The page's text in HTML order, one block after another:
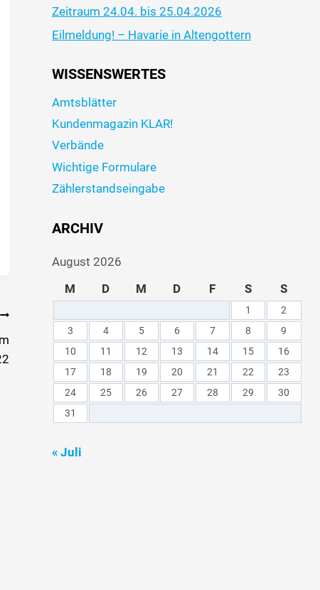
Zeitraum 24.04. bis 25.04.2026
Eilmeldung! – Havarie in Altengottern
WISSENSWERTES
Amtsblätter
Kundenmagazin KLAR!
Verbände
Wichtige Formulare
Zählerstandseingabe
ARCHIV
August 2026
M
D M D F S S
1
2
3
4 5 6 7 8
9
10
11 12 13 14 15
16
17
18 19 20 21 22
23
24
25 26 27 28 29
30
31
« Juli